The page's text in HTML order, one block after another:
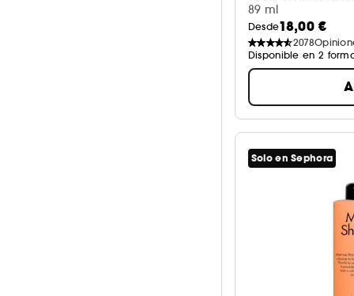
89 ml
Desde18,00 €
2078
Disponible en 2
Solo en Sephora